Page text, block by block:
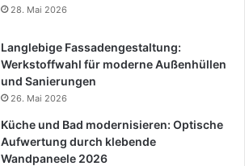
28. Mai 2026
Langlebige Fassadengestaltung:
Werkstoffwahl für moderne Außenhüllen
und Sanierungen
26. Mai 2026
Küche und Bad modernisieren: Optische
Aufwertung durch klebende
Wandpaneele 2026